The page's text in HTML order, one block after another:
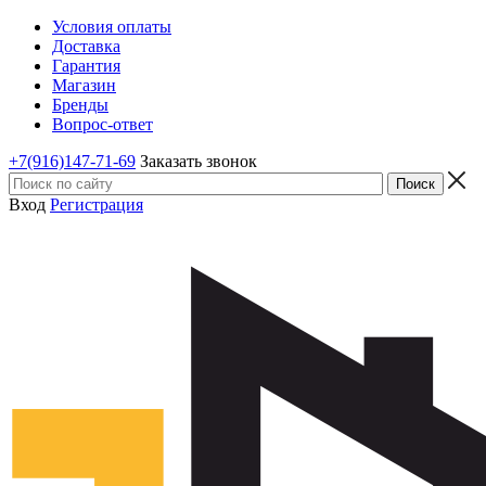
Условия оплаты
Доставка
Гарантия
Магазин
Бренды
Вопрос-ответ
+7(916)147-71-69 Заказать звонок
Вход Регистрация